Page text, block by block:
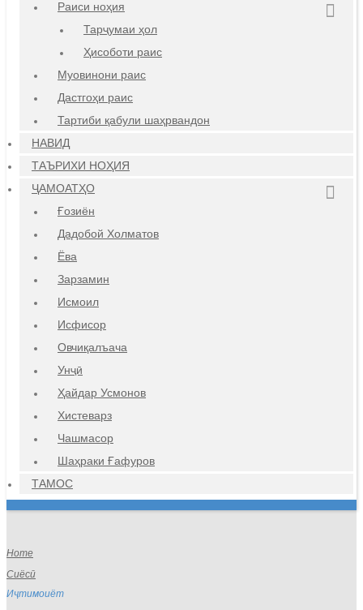
Раиси ноҳия
Тарҷумаи ҳол
Ҳисоботи раис
Муовинони раис
Дастгоҳи раис
Тартиби қабули шаҳрвандон
НАВИД
ТАЪРИХИ НОҲИЯ
ҶАМОАТҲО
Ғозиён
Дадобой Холматов
Ёва
Зарзамин
Исмоил
Исфисор
Овчиқалъача
Унҷӣ
Ҳайдар Усмонов
Хистеварз
Чашмасор
Шаҳраки Ғафуров
ТАМОС
Home
Сиёсӣ
Иҷтимоиёт